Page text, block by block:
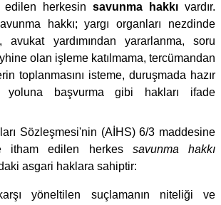
herkesin savunma hakkı vardır.
hakkı; yargı organları nezdinde
avukat yardımından yararlanma, soru
olan işleme katılmama, tercümandan
toplanmasını isteme, duruşmada hazır
yoluna başvurma gibi hakları ifade
Sözleşmesi'nin (AİHS) 6/3 maddesine
edilen herkes savunma hakkı
asgari haklara sahiptir:
yöneltilen suçlamanın niteliği ve